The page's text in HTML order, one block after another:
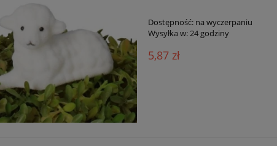
Dostępność: na wyczerpaniu
Wysyłka w:24 godziny
5,87 zł